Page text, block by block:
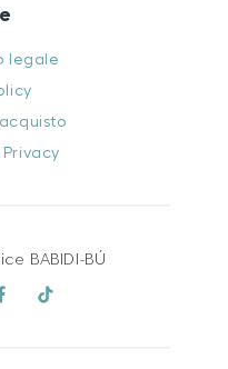
legale
BABIDI-BÚ